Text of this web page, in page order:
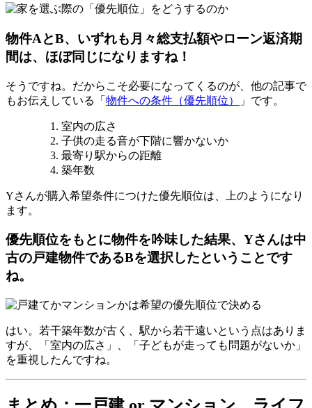
物件AとB、いずれも月々総支払額やローン返済期
間は、ほぼ同じになりますね！
そうですね。だからこそ必要になってくるのが、他の記事で
もお伝えしている「 物件への条件（優先順位） 」です。
室内の広さ
子供の走る音が下階に響かないか
最寄り駅からの距離
築年数
Yさんが購入希望条件につけた優先順位は、上のようになり
ます。
優先順位をもとに物件を吟味した結果、Yさんは中
古の戸建物件であるBを選択したということです
ね。
はい。若干築年数が古く、駅から若干遠いという点はありま
すが、「室内の広さ」、「子どもが走っても問題がないか」
を重視したんですね。